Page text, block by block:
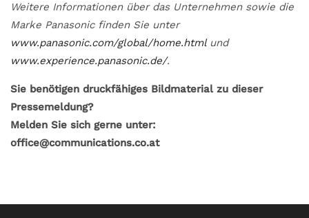
Weitere Informationen über das Unternehmen sowie die
Marke Panasonic finden Sie unter
www.panasonic.com/global/home.htmlund
www.experience.panasonic.de/.
Sie benötigen druckfähiges Bildmaterial zu dieser
Pressemeldung?
Melden Sie sich gerne unter:
office@communications.co.at